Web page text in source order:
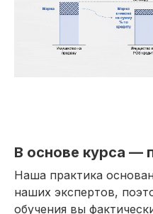
В основе курса —
Наша практика
наших экспертов,
обучения вы
программу
курса